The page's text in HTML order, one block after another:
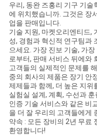
우리, 동완 즈홍리 기구 기술
에 위치했습니까. 그것은 장
업을 판매입니다.
기술 지원, 마켓오리엔티드,
성, 경험과 혁신적 연구팀과
으세요. 가장 진보 기술, 가
로부터, 판매 서비스 뒤에와
고객들의 실제적인 문제를
중의 회사의 제품은 장기 안
제제들과 함께, 더 높은 지위
실험실 설계, 계획, 수선과
인증 기술 서비스와 같은 비
을 더 잘 우리의 고객들에게
약속 : 모든 장비의 2년 무료
환영합니다!